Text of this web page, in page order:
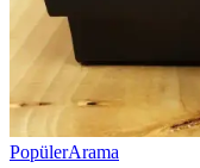
PopülerArama